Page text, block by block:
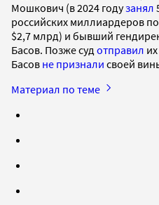
Мошкович (в 2024 годузанял
российских миллиардеров
$2,7 млрд) и бывший
Басов. Позже суд отправил
Басов не признали своей
Материал по теме